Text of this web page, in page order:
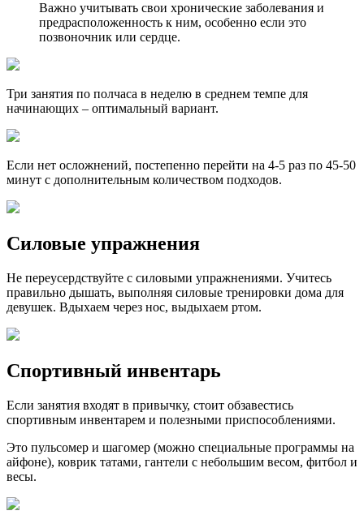
Важно учитывать свои хронические заболевания и
предрасположенность к ним, особенно если это
позвоночник или сердце.
Три занятия по полчаса в неделю в среднем темпе для
начинающих – оптимальный вариант.
Если нет осложнений, постепенно перейти на 4-5 раз по 45-50
минут с дополнительным количеством подходов.
Силовые упражнения
Не переусердствуйте с силовыми упражнениями. Учитесь
правильно дышать, выполняя силовые тренировки дома для
девушек. Вдыхаем через нос, выдыхаем ртом.
Спортивный инвентарь
Если занятия входят в привычку, стоит обзавестись
спортивным инвентарем и полезными приспособлениями.
Это пульсомер и шагомер (можно специальные программы на
айфоне), коврик татами, гантели с небольшим весом, фитбол и
весы.